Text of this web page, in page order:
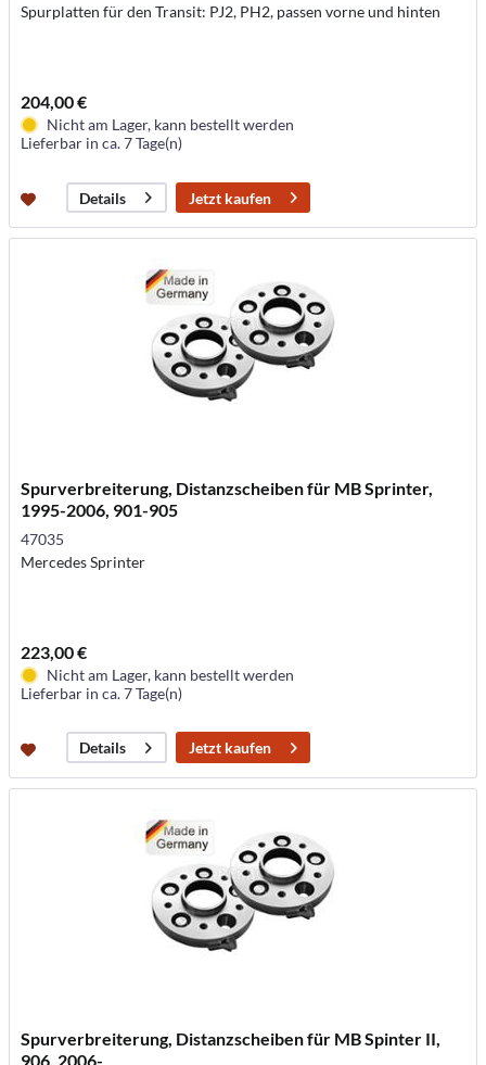
Spurplatten für den Transit: PJ2, PH2, passen vorne und hinten
204,00 €
Nicht am Lager, kann bestellt werden
Lieferbar in ca. 7 Tage(n)
Details Jetzt kaufen
Spurverbreiterung, Distanzscheiben für MB Sprinter,
1995-2006, 901-905
47035
Mercedes Sprinter
223,00 €
Nicht am Lager, kann bestellt werden
Lieferbar in ca. 7 Tage(n)
Details Jetzt kaufen
Spurverbreiterung, Distanzscheiben für MB Spinter II,
906, 2006-